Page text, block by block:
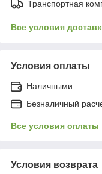
Транспортная
Все условия
Условия оплаты
Наличными
Безналичный
Все условия оплаты
Условия возврата